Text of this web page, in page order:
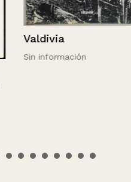
Valdivia
Sin información